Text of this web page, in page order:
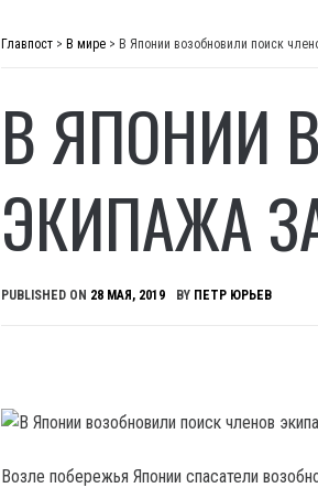
Главпост > В мире > В Японии возобновили поиск
В ЯПОНИИ
ЭКИПАЖА
PUBLISHED ON 28 МАЯ, 2019 BY ПЕТР ЮРЬЕВ
Возле побережья Японии спасатели